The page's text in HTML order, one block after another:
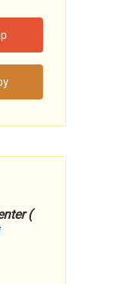
(